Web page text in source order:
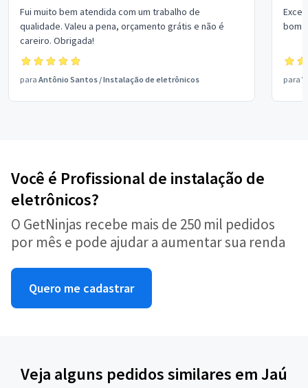
Fui muito bem atendida com um trabalho de
qualidade. Valeu a pena, orçamento grátis e não é
careiro. Obrigada!
para Antônio Santos /Instalação de eletrônicos
bom
para
Você é Profissional de instalação de
eletrônicos?
O GetNinjas recebe mais de 250 mil pedidos
por mês e pode ajudar a aumentar sua renda
Quero me cadastrar
Veja alguns pedidos similares em Jaú